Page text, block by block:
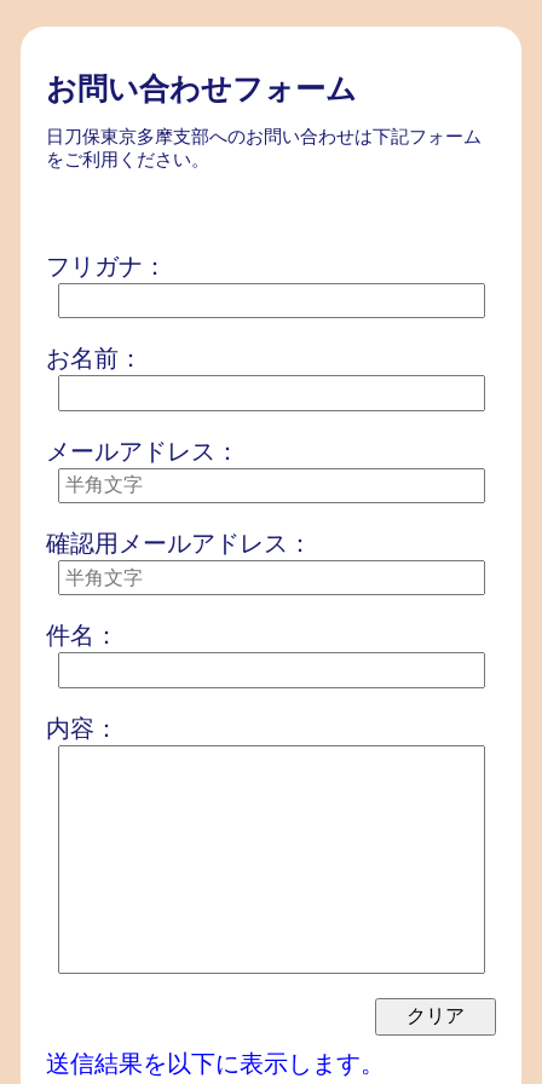
お問い合わせフォーム
日刀保東京多摩支部へのお問い合わせは下記フォーム
をご利用ください。
フリガナ：
お名前：
メールアドレス：
確認用メールアドレス：
件名：
内容：
送信結果を以下に表示します。